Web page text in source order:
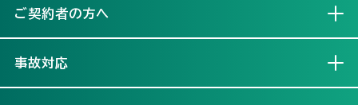
ご契約者の方へ
事故対応